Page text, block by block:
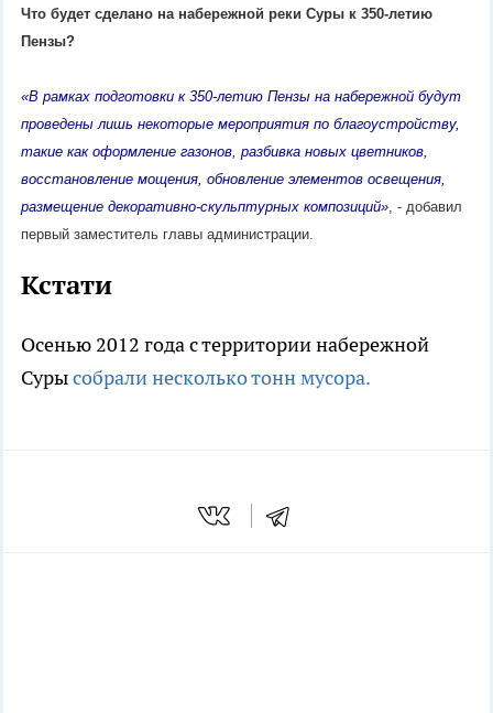
Что будет сделано на набережной реки Суры к 350-летию
Пензы?
«В рамках подготовки к 350-летию Пензы на набережной будут
проведены лишь некоторые мероприятия по благоустройству,
такие как оформление газонов, разбивка новых цветников,
восстановление мощения, обновление элементов освещения,
размещение декоративно-скульптурных композиций», - добавил
первый заместитель главы администрации.
Кстати
Осенью 2012 года с территории набережной
Сурысобрали несколько тонн мусора.